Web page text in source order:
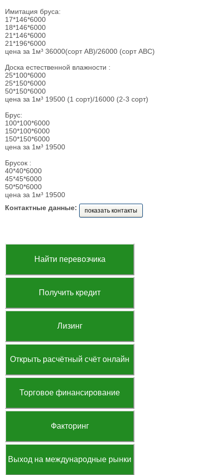
Имитация бруса:
17*146*6000
18*146*6000
21*146*6000
21*196*6000
цена за 1м³ 36000(сорт АВ)/26000 (сорт АВС)
Доска естественной влажности :
25*100*6000
25*150*6000
50*150*6000
цена за 1м³ 19500 (1 сорт)/16000 (2-3 сорт)
Брус:
100*100*6000
150*100*6000
150*150*6000
цена за 1м³ 19500
Брусок :
40*40*6000
45*45*6000
50*50*6000
цена за 1м³ 19500
Контактные данные:
показать контакты
Найти перевозчика
Получить кредит
Лизинг
Открыть расчётный счёт онлайн
Торговое финансирование
Факторинг
Выход на международные рынки